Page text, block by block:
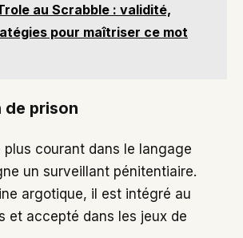
au Scrabble : validité,
pour maîtriser ce mot
de prison
plus courant dans le langage
un surveillant pénitentiaire.
argotique, il est intégré au
et accepté dans les jeux de